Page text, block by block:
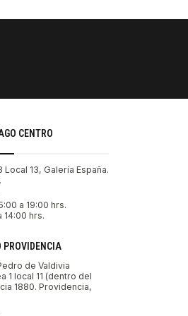
CENTRO
13, Galería España.
a 19:00 hrs.
14:00 hrs.
PROVIDENCIA
de Valdivia
1 local 11 (dentro del
1880. Providencia,